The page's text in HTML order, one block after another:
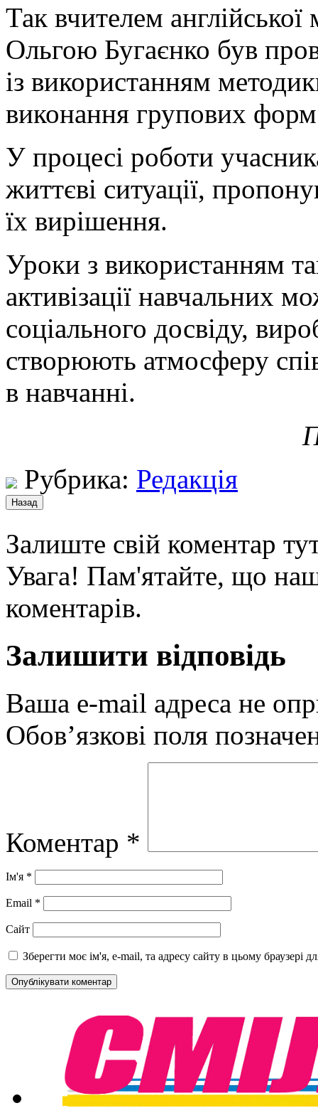
Так вчителем
Ольгою Бугаєнко був
із використанням
виконання групових
У процесі роботи
життєві ситуації,
їх вирішення.
Уроки з використанням
активізації навчальних
соціального досвіду,
створюють атмосферу
в навчанні.
Рубрика: Редакція
Залиште свій коментар
Увага! Пам'ятайте, що
коментарів.
Залишити відповідь
Ваша e-mail адреса не
Обов’язкові поля
Коментар *
Ім'я *
Email *
Сайт
Зберегти моє ім'я, e-mail, та адресу сайту в цьому браузері